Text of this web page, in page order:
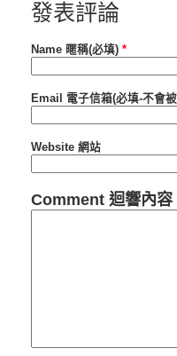
發表評論
Name 暱稱(必填) *
Email 電子信箱(必填-不會
Website 網站
Comment 迴響內容